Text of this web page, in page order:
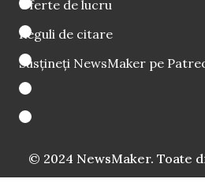
Oferte de lucru
Reguli de citare
Susțineți NewsMaker pe
© 2024 NewsMaker. Toate